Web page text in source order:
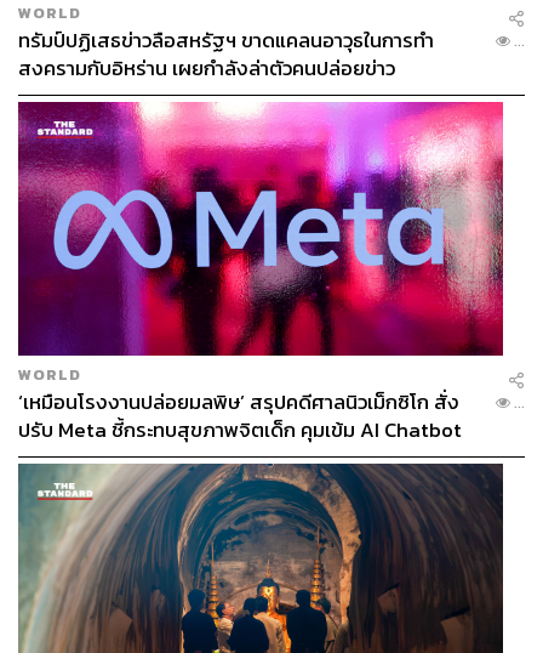
WORLD
ทรัมป์ปฏิเสธข่าวลือสหรัฐฯ ขาดแคลนอาวุธในการทำ
สงครามกับอิหร่าน เผยกำลังล่าตัวคนปล่อยข่าว
...
WORLD
‘เหมือนโรงงานปล่อยมลพิษ’ สรุปคดีศาลนิวเม็กซิโก สั่ง
ปรับ Meta ชี้กระทบสุขภาพจิตเด็ก คุมเข้ม AI Chatbot
...